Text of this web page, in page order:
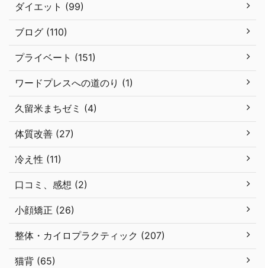
ダイエット (99)
ブログ (110)
プライベート (151)
ワードプレスへの道のり (1)
久留米まちゼミ (4)
体質改善 (27)
冷え性 (11)
口コミ、感想 (2)
小顔矯正 (26)
整体・カイロプラクティック (207)
猫背 (65)